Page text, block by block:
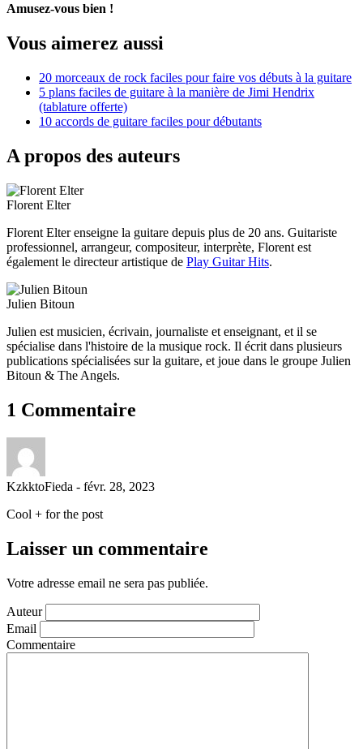
Amusez-vous bien !
Vous aimerez aussi
20 morceaux de rock faciles pour faire vos débuts à la guitare
5 plans faciles de guitare à la manière de Jimi Hendrix
(tablature offerte)
10 accords de guitare faciles pour débutants
A propos des auteurs
Florent Elter
Florent Elter enseigne la guitare depuis plus de 20 ans. Guitariste
professionnel, arrangeur, compositeur, interprète, Florent est
également le directeur artistique de Play Guitar Hits.
Julien Bitoun
Julien est musicien, écrivain, journaliste et enseignant, et il se
spécialise dans l'histoire de la musique rock. Il écrit dans plusieurs
publications spécialisées sur la guitare, et joue dans le groupe Julien
Bitoun & The Angels.
1 Commentaire
KzkktoFieda - févr. 28, 2023
Cool + for the post
Laisser un commentaire
Votre adresse email ne sera pas publiée.
Auteur
Email
Commentaire